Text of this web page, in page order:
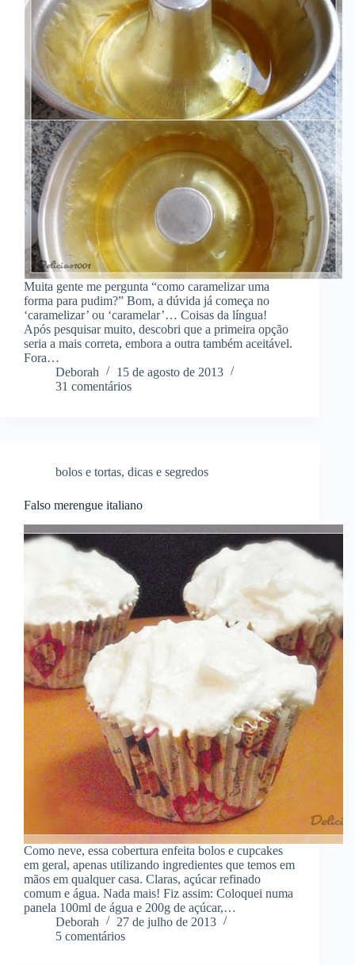
Muita gente me pergunta “como caramelizar uma
forma para pudim?” Bom, a dúvida já começa no
‘caramelizar’ ou ‘caramelar’… Coisas da língua!
Após pesquisar muito, descobri que a primeira opção
seria a mais correta, embora a outra também aceitável.
Fora…
Deborah
15 de agosto de 2013
31 comentários
bolos e tortas, dicas e segredos
Falso merengue italiano
Como neve, essa cobertura enfeita bolos e cupcakes
em geral, apenas utilizando ingredientes que temos em
mãos em qualquer casa. Claras, açúcar refinado
comum e água. Nada mais! Fiz assim: Coloquei numa
panela 100ml de água e 200g de açúcar,…
Deborah
27 de julho de 2013
5 comentários